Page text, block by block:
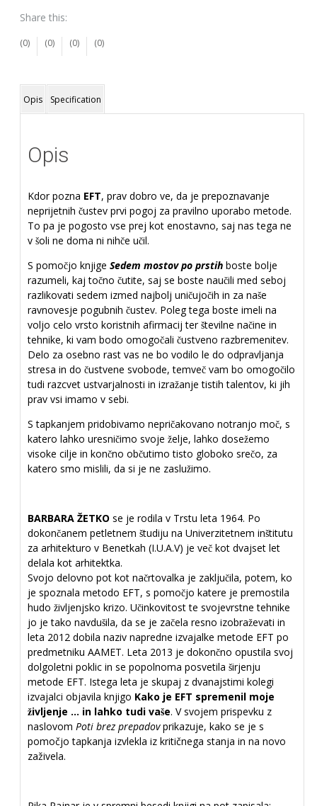
Share this:
(0) (0) (0) (0)
Opis Specification
Opis
Kdor pozna EFT, prav dobro ve, da je prepoznavanje
neprijetnih čustev prvi pogoj za pravilno uporabo metode.
To pa je pogosto vse prej kot enostavno, saj nas tega ne
v šoli ne doma ni nihče učil.
S pomočjo knjige Sedem mostov po prstih boste bolje
razumeli, kaj točno čutite, saj se boste naučili med seboj
razlikovati sedem izmed najbolj uničujočih in za naše
ravnovesje pogubnih čustev. Poleg tega boste imeli na
voljo celo vrsto koristnih afirmacij ter številne načine in
tehnike, ki vam bodo omogočali čustveno razbremenitev.
Delo za osebno rast vas ne bo vodilo le do odpravljanja
stresa in do čustvene svobode, temveč vam bo omogočilo
tudi razcvet ustvarjalnosti in izražanje tistih talentov, ki jih
prav vsi imamo v sebi.
S tapkanjem pridobivamo nepričakovano notranjo moč, s
katero lahko uresničimo svoje želje, lahko dosežemo
visoke cilje in končno občutimo tisto globoko srečo, za
katero smo mislili, da si je ne zaslužimo.
BARBARA ŽETKO se je rodila v Trstu leta 1964. Po
dokončanem petletnem študiju na Univerzitetnem inštitutu
za arhitekturo v Benetkah (I.U.A.V) je več kot dvajset let
delala kot arhitektka.
Svojo delovno pot kot načrtovalka je zaključila, potem, ko
je spoznala metodo EFT, s pomočjo katere je premostila
hudo življenjsko krizo. Učinkovitost te svojevrstne tehnike
jo je tako navdušila, da se je začela resno izobraževati in
leta 2012 dobila naziv napredne izvajalke metode EFT po
predmetniku AAMET. Leta 2013 je dokončno opustila svoj
dolgoletni poklic in se popolnoma posvetila širjenju
metode EFT. Istega leta je skupaj z dvanajstimi kolegi
izvajalci objavila knjigo Kako je EFT spremenil moje
življenje … in lahko tudi vaše. V svojem prispevku z
naslovom Poti brez prepadovprikazuje, kako se je s
pomočjo tapkanja izvlekla iz kritičnega stanja in na novo
zaživela.